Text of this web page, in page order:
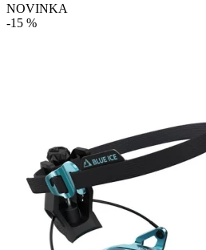
NOVINKA
-15 %